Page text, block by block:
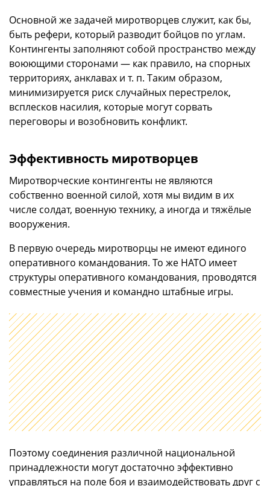
Основной же задачей миротворцев служит, как бы,
быть рефери, который разводит бойцов по углам.
Контингенты заполняют собой пространство между
воюющими сторонами — как правило, на спорных
территориях, анклавах и т. п. Таким образом,
минимизируется риск случайных перестрелок,
всплесков насилия, которые могут сорвать
переговоры и возобновить конфликт.
Эффективность миротворцев
Миротворческие контингенты не являются
собственно военной силой, хотя мы видим в их
числе солдат, военную технику, а иногда и тяжёлые
вооружения.
В первую очередь миротворцы не имеют единого
оперативного командования. То же НАТО имеет
структуры оперативного командования, проводятся
совместные учения и командно штабные игры.
Поэтому соединения различной национальной
принадлежности могут достаточно эффективно
управляться на поле боя и взаимодействовать друг с